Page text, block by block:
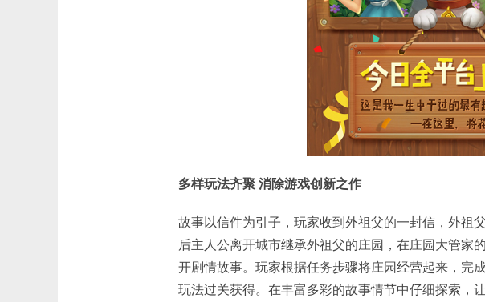
多样玩法齐聚 消除游戏创新之作
故事以信件为引子，玩家收到外祖父的一封信，外祖
后主人公离开城市继承外祖父的庄园，在庄园大管家
开剧情故事。玩家根据任务步骤将庄园经营起来，完
玩法过关获得。在丰富多彩的故事情节中仔细探索，